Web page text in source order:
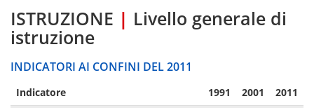
ISTRUZIONE | Livello generale di
istruzione
INDICATORI AI CONFINI DEL 2011
Indicatore 1991 2001 2011